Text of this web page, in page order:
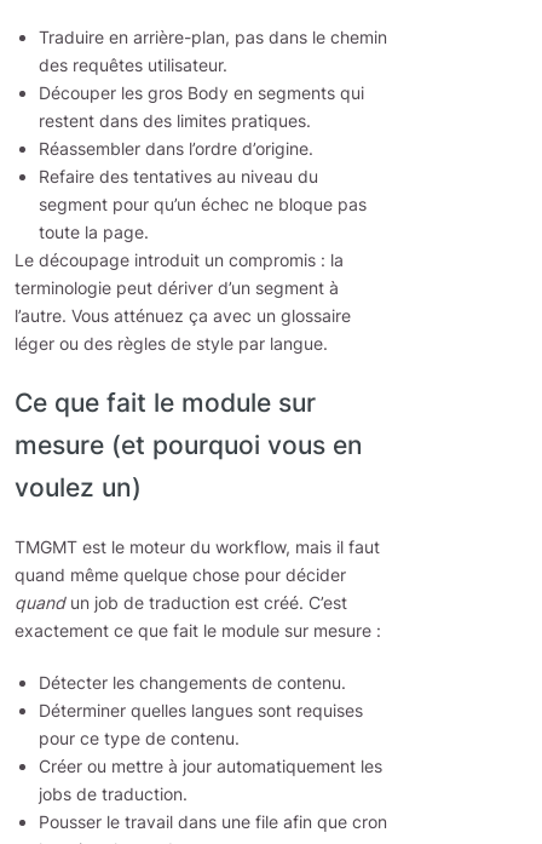
Traduire en arrière-plan, pas dans le chemin
des requêtes utilisateur.
Découper les gros Body en segments qui
restent dans des limites pratiques.
Réassembler dans l’ordre d’origine.
Refaire des tentatives au niveau du
segment pour qu’un échec ne bloque pas
toute la page.
Le découpage introduit un compromis : la
terminologie peut dériver d’un segment à
l’autre. Vous atténuez ça avec un glossaire
léger ou des règles de style par langue.
Ce que fait le module sur
mesure (et pourquoi vous en
voulez un)
TMGMT est le moteur du workflow, mais il faut
quand même quelque chose pour décider
quandun job de traduction est créé. C’est
exactement ce que fait le module sur mesure :
Détecter les changements de contenu.
Déterminer quelles langues sont requises
pour ce type de contenu.
Créer ou mettre à jour automatiquement les
jobs de traduction.
Pousser le travail dans une file afin que cron